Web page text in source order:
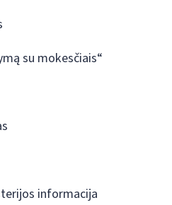
su mokesčiais“
informacija